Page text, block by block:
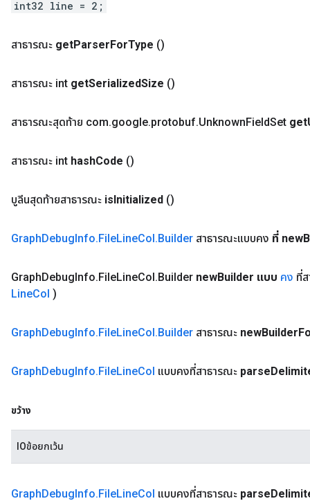
int32 line = 2;
สาธารณะ getParserForType ()
สาธารณะ int getSerializedSize ()
สาธารณะสุดท้าย com.google.protobuf.UnknownFieldSet get
สาธารณะ int hashCode ()
บูลีนสุดท้ายสาธารณะ isInitialized ()
GraphDebugInfo.FileLineCol.Builder สาธารณะแบบคง ที่ new
GraphDebugInfo.FileLineCol.Builder newBuilder แบบ คง ที่
LineCol )
GraphDebugInfo.FileLineCol.Builder สาธารณะ newBuilder
GraphDebugInfo.FileLineCol แบบคงที่สาธารณะ parse
ขว้าง
IOข้อยกเว้น
GraphDebugInfo.FileLineCol แบบคงที่สาธารณะ parse